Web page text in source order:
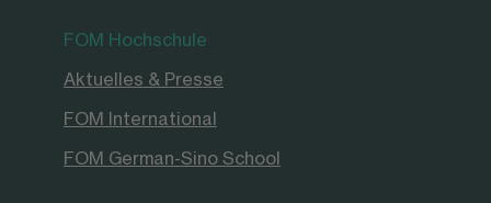
FOM Hochschule
Aktuelles & Presse
FOM International
FOM German-Sino School